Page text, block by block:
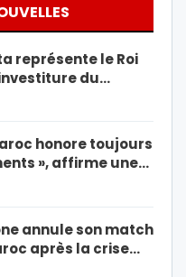
représente le Roi
du…
honore toujours
», affirme une…
annule son match
après la crise…